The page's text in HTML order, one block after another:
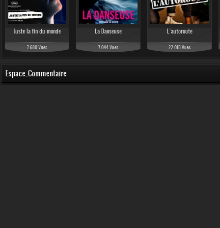
Juste la fin du monde
7 680 Vues
La Danseuse
7 044 Vues
L’autoroute
22 015 Vues
Espace_Commentaire